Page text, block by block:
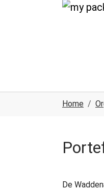
Spring naar hoofd-inhoud
Skip to page footer
Home
De